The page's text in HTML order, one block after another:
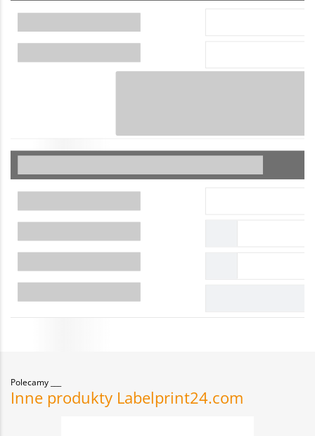
Polecamy
Inne produkty Labelprint24.com